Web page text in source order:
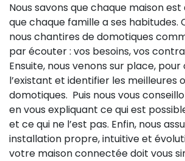
Nous savons que chaque maison
que chaque famille a ses habitudes.
nous chantires de domotiques
par écouter : vos besoins, vos
Ensuite, nous venons sur place,
l’existant et identifier les meilleures
domotiques. Puis nous vous
en vous expliquant ce qui est
et ce qui ne l’est pas. Enfin, nous
installation propre, intuitive et
votre maison connectée doit vous